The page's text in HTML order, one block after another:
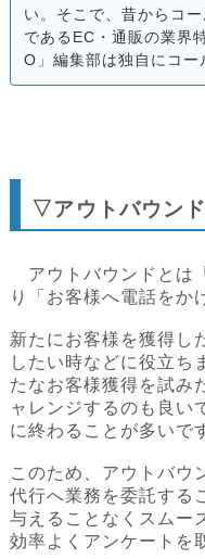
い。そこで、昔からコ
であるEC・通販の業界
O」編集部は独自にコー
▽アウトバウンド
アウトバウンドとは
り「お客様へ電話をか
新たにお客様を獲得し
したい時などに役立ち
たなお客様獲得を試み
ャレンジするのも良い
に終わることが多いで
このため、アウトバウ
代行へ業務を委託する
与えることなくスムー
効率よくアンケートを